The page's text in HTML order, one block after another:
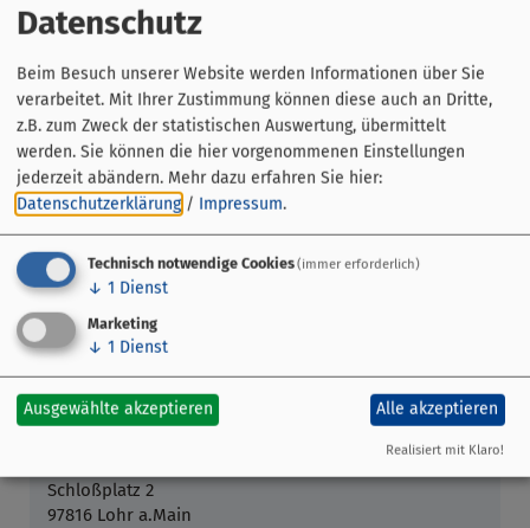
ist mit ihren Altertümern und Kunstschätzen eine
Fundgrube für Kenner und Liebhaber.
Gemeinde Neustadt a.Main - c/o
Schloßplatz 2
97816 Lohr a.Main
Datenschutz
Beim Besuch unserer Website werden Informationen über Sie
verarbeitet. Mit Ihrer Zustimmung können diese auch an Dritte,
z.B. zum Zweck der statistischen Auswertung, übermittelt
werden. Sie können die hier vorgenommenen Einstellungen
jederzeit abändern. Mehr dazu erfahren Sie hier:
Datenschutzerklärung / Impressum.
Technisch notwendige Cookies(immer erforderlich)
↓ 1 Dienst
Marketing
↓ 1 Dienst
Ausgewählte akzeptieren Alle akzeptieren
Realisiert mit Klaro!